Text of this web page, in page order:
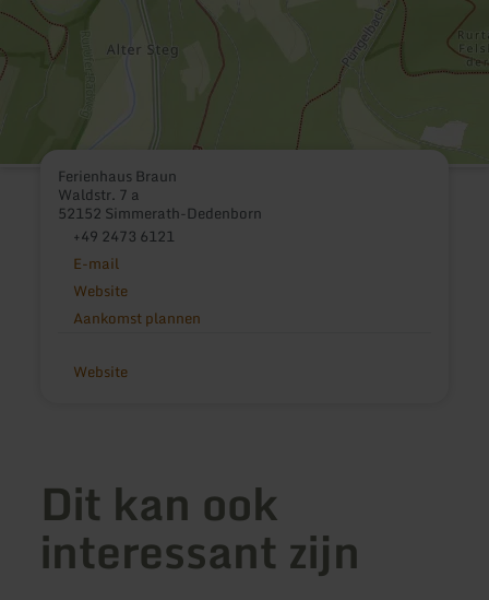
Ferienhaus Braun
Waldstr. 7 a
52152 Simmerath-Dedenborn
+49 2473 6121
E-mail
Website
Aankomst plannen
Website
Dit kan ook
interessant zijn